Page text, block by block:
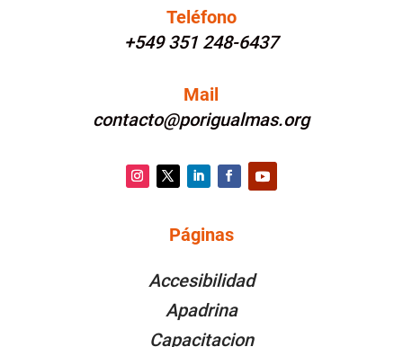
Teléfono
+549 351 248-6437
Mail
contacto@porigualmas.org
Facebook
Páginas
Accesibilidad
Apadrina
Capacitacion